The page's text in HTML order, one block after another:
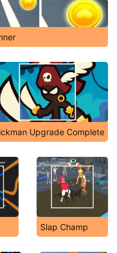
Upgrade Complete
Slap Champ